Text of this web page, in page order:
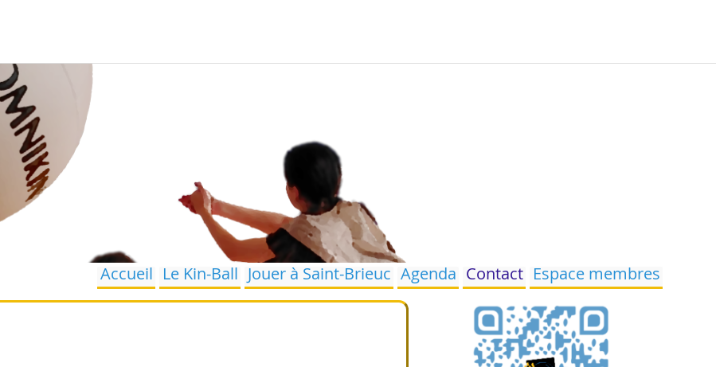
Accueil Le Kin-Ball Jouer à Saint-Brieuc Agenda Contact Espace membres